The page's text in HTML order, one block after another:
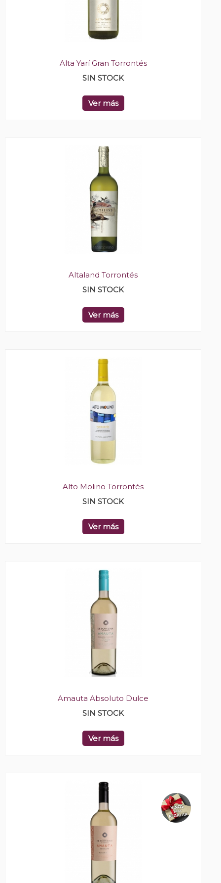
Alta Yarí Gran Torrontés
SIN STOCK
Ver más
Altaland Torrontés
SIN STOCK
Ver más
Alto Molino Torrontés
SIN STOCK
Ver más
Amauta Absoluto Dulce
SIN STOCK
Ver más